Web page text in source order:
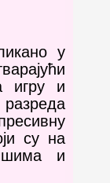
у
игру и
су на
и